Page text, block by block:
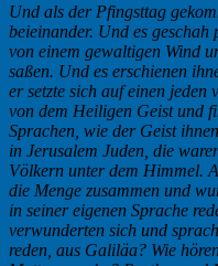
Und als der Pfingsttag
beieinander. Und es
von einem gewaltigen Wind
saßen. Und es erschienen
er setzte sich auf einen
von dem Heiligen Geist und
Sprachen, wie der Geist
in Jerusalem Juden, die
Völkern unter dem Himmel.
die Menge zusammen und
in seiner eigenen Sprache
verwunderten sich und
reden, aus Galiläa? Wie